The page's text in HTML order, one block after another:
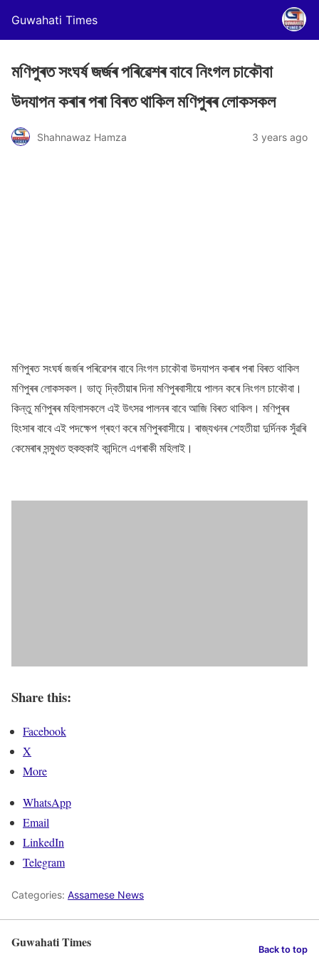
Guwahati Times
মণিপুৰত সংঘৰ্ষ জৰ্জৰ পৰিৱেশৰ বাবে নিংগল চাকৌবা
উদযাপন কৰাৰ পৰা বিৰত থাকিল মণিপুৰৰ লোকসকল
Shahnawaz Hamza 3 years ago
মণিপুৰত সংঘৰ্ষ জৰ্জৰ পৰিৱেশৰ বাবে নিংগল চাকৌবা উদযাপন কৰাৰ পৰা বিৰত থাকিল
মণিপুৰৰ লোকসকল। ভাতৃ দ্বিতীয়াৰ দিনা মণিপুৰবাসীয়ে পালন কৰে নিংগল চাকৌবা।
কিন্তু মণিপুৰৰ মহিলাসকলে এই উৎসৱ পালনৰ বাবে আজি বিৰত থাকিল। মণিপুৰৰ
হিংসাৰ বাবে এই পদক্ষেপ গ্ৰহণ কৰে মণিপুৰবাসীয়ে। ৰাজ্যখনৰ শেহতীয়া দুৰ্দিনক সুঁৱৰি
কেমেৰাৰ সন্মুখত হুকহুকাই কান্দিলে এগৰাকী মহিলাই।
Share this:
Facebook
X
More
WhatsApp
Email
LinkedIn
Telegram
Categories: Assamese News
Guwahati Times Back to top